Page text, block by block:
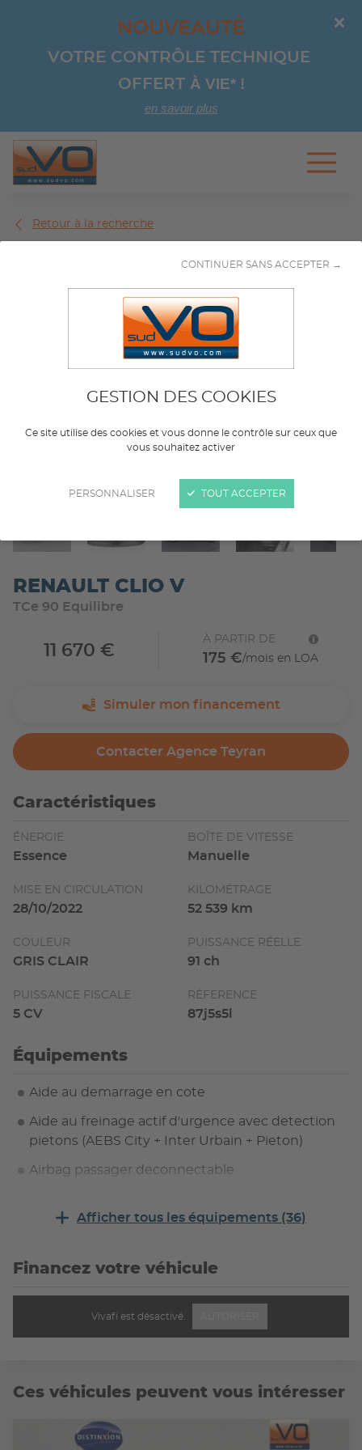
GESTION DES COOKIES
Ce site utilise des cookies et vous donne le contrôle sur ceux que
vous souhaitez activer
PERSONNALISER
CONTINUER SANS ACCEPTER →
TOUT ACCEPTER
NOUVEAUTÉ
VOTRE CONTRÔLE TECHNIQUE
OFFERT À VIE*!
en savoir plus
Aller au contenu
Retour à la recherche
RENAULT CLIO V
TCe 90 Equilibre
11 670 €
À PARTIR DE
175 €/mois en LOA
Simuler mon financement
Contacter Agence Teyran
Caractéristiques
ÉNERGIE
Essence
BOÎTE DE VITESSE
Manuelle
MISE EN CIRCULATION
28/10/2022
KILOMÉTRAGE
52 539 km
COULEUR
GRIS CLAIR
PUISSANCE RÉELLE
91 ch
PUISSANCE FISCALE
5 CV
RÉFERENCE
87j5s5l
Équipements
Aide au demarrage en cote
Aide au freinage actif d'urgence avec detection
pietons (AEBS City + Inter Urbain + Pieton)
Airbag passager deconnectable
Airbags lateraux AV
entourage de console centrale et panneaux de
Assistance au freinage d'urgence (A.F.U.)
Classe energetique B
Afficher tous les équipements (36)
Financez votre véhicule
Vivafi est désactivé.
Ces véhicules peuvent vous intéresser